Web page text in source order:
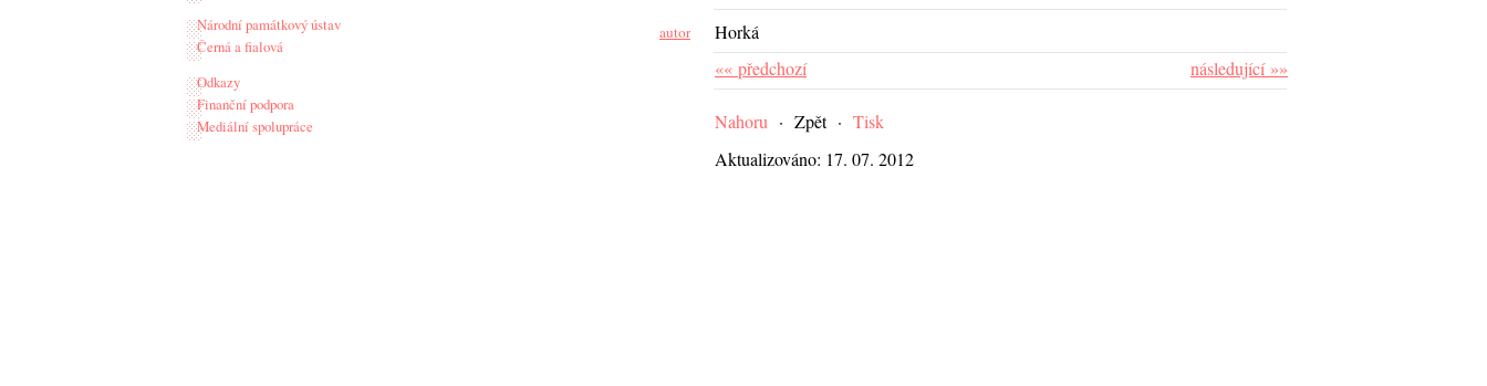
Národní památkový ústav
Černá a fialová
Odkazy
Finanční podpora
Mediální spolupráce
autor
Horká
následující »»
«« předchozí
Nahoru · Zpět· Tisk
Aktualizováno: 17. 07. 2012